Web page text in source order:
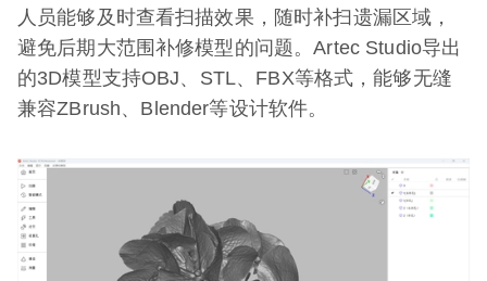
人员能够及时查看扫描效果，随时补扫遗漏区域，
避免后期大范围补修模型的问题。Artec Studio导出
的3D模型支持OBJ、STL、FBX等格式，能够无缝
兼容ZBrush、Blender等设计软件。